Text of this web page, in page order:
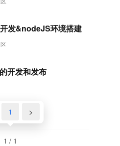
发&nodeJS环境搭建
开发和发布
1 >
1 / 1